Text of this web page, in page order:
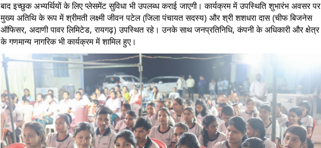
बाद इच्छुक अभ्यर्थियों के लिए प्लेसमेंट सुविधा भी उपलब्ध कराई जाएगी। कार्यक्रम में उपस्थिति शुभारंभ अवसर पर
मुख्य अतिथि के रूप में श्रीमती लक्ष्मी जीवन पटेल (जिला पंचायत सदस्य) और श्री शशधरा दास (चीफ बिजनेस
ऑफिसर, अदाणी पावर लिमिटेड, रायगढ़) उपस्थित रहे। उनके साथ जनप्रतिनिधि, कंपनी के अधिकारी और क्षेत्र
के गणमान्य नागरिक भी कार्यक्रम में शामिल हुए।